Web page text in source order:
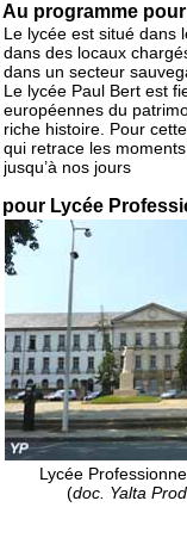
Au programme
Le lycée est situé dans
dans des locaux
dans un secteur
Le lycée Paul Bert est
européennes du
riche histoire. Pour
qui retrace les
jusqu’à nos jours
pour Lycée
Lycée
(doc. Yalta